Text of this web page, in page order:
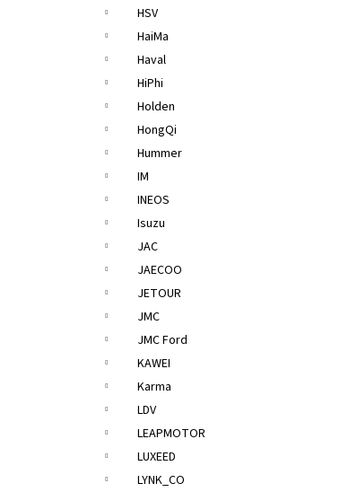
HSV
HaiMa
Haval
HiPhi
Holden
HongQi
Hummer
IM
INEOS
Isuzu
JAC
JAECOO
JETOUR
JMC
JMC Ford
KAWEI
Karma
LDV
LEAPMOTOR
LUXEED
LYNK_CO